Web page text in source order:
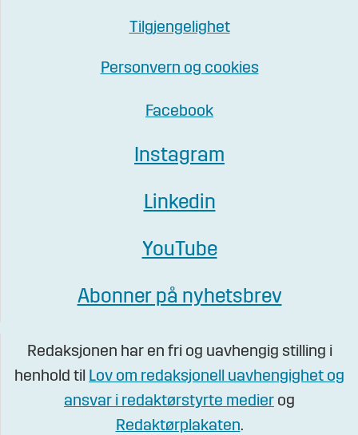
Tilgjengelighet
Personvern og cookies
Facebook
Instagram
Linkedin
YouTube
Abonner på nyhetsbrev
Redaksjonen har en fri og uavhengig stilling i
henhold til Lov om redaksjonell uavhengighet og
ansvar i redaktørstyrte medier og
Redaktørplakaten.